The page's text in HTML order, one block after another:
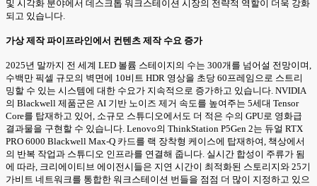
및 시각화 분야에서 데스크톱 워크스테이션 시장의 전략적 역할이 더욱 강화
되고 있습니다.
가상 제작 파이프라인에서 컨텐츠 제작 수요 증가
2025년 말까지 전 세계 LED 볼륨 스테이지의 수는 300개를 넘어설 전망이며,
수백만 픽셀 규모의 벽면에 10비트 HDR 영상을 초당 60프레임으로 스트리
밍할 수 있는 시스템에 대한 수요가 지속적으로 증가하고 있습니다. NVIDIA
의 Blackwell 제품군은 AI 기반 노이즈 제거 속도를 높여주는 5세대 Tensor
Core를 탑재하고 있어, 소규모 스튜디오에서도 더 적은 수의 GPU로 영화급
결과물을 구현할 수 있습니다. Lenovo의 ThinkStation P5Gen 2는 듀얼 RTX
PRO 6000 Blackwell Max-Q 카드를 랙 장착형 케이스에 탑재하여, 책상에서
의 반복 작업과 스튜디오 인프라를 연결해 줍니다. 실시간 합성이 주류가 됨
에 따라, 크리에이티브 에이전시들은 지연 시간이 최적화된 스토리지와 25기
가비트 네트워크를 통합한 워크스테이션 번들을 점점 더 많이 지정하고 있으